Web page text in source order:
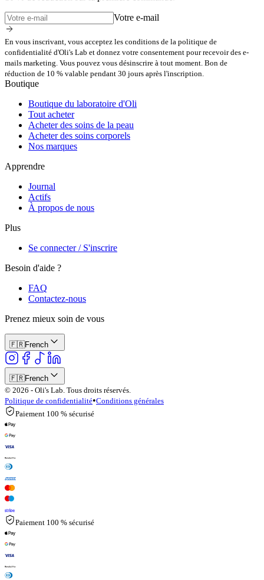
Votre e-mail
En vous inscrivant, vous acceptez les conditions de la politique de
confidentialité d'Oli's Lab et donnez votre consentement pour recevoir des e-
mails marketing. Vous pouvez vous désinscrire à tout moment. Bon de
réduction de 10 % valable pendant 30 jours après l'inscription.
Boutique
Boutique du laboratoire d'Oli
Tout acheter
Acheter des soins de la peau
Acheter des soins corporels
Nos marques
Apprendre
Journal
Actifs
À propos de nous
Plus
Se connecter / S'inscrire
Besoin d'aide ?
FAQ
Contactez-nous
Prenez mieux soin de vous
🇫🇷French
🇫🇷French
© 2026 - Oli's Lab. Tous droits réservés.
Politique de confidentialité•Conditions générales
Paiement 100 % sécurisé
Paiement 100 % sécurisé